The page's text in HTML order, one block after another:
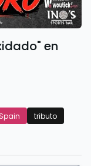
en
tributo